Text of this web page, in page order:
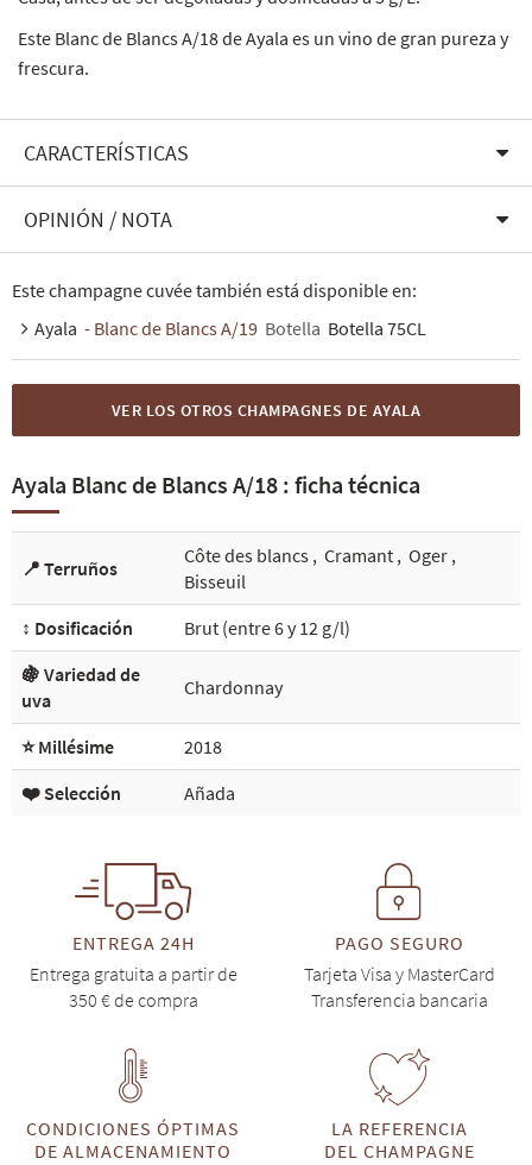
Este Blanc de Blancs A/18 de Ayala es un vino de gran pureza y
frescura.
CARACTERÍSTICAS
OPINIÓN / NOTA
Este champagne cuvée también está disponible en:
Ayala - Blanc de Blancs A/19 Botella Botella 75CL
VER LOS OTROS CHAMPAGNES DE AYALA
Ayala Blanc de Blancs A/18 : ficha técnica
📍 Terruños
Côte des blancs , Cramant , Oger ,
Bisseuil
↕️ Dosificación
Brut (entre 6 y 12 g/l)
🍇 Variedad de
uva
Chardonnay
⭐ Millésime
2018
❤️ Selección
Añada
ENTREGA 24H
Entrega gratuita a partir de
350 € de compra
PAGO SEGURO
Tarjeta Visa y MasterCard
Transferencia bancaria
CONDICIONES ÓPTIMAS
DE ALMACENAMIENTO
LA REFERENCIA
DEL CHAMPAGNE